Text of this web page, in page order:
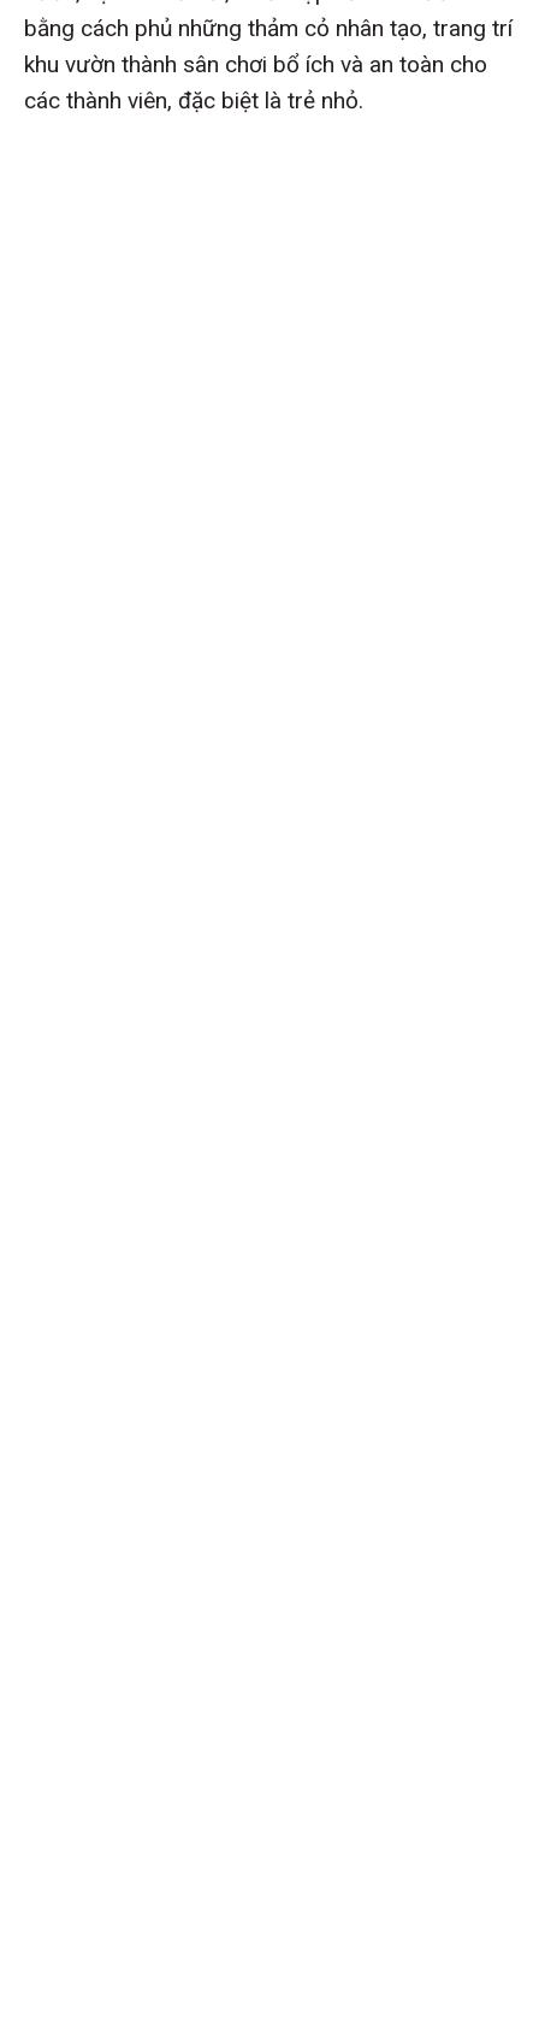
bằng cách phủ những thảm cỏ nhân tạo, trang trí
khu vườn thành sân chơi bổ ích và an toàn cho
các thành viên, đặc biệt là trẻ nhỏ.